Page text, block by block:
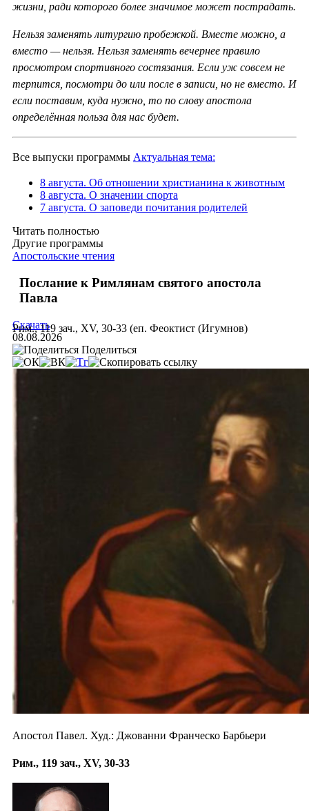
жизни, ради которого более значимое может пострадать.
Нельзя заменять литургию пробежкой. Вместе можно, а
вместо — нельзя. Нельзя заменять вечернее правило
просмотром спортивного состязания. Если уж совсем не
терпится, посмотри до или после в записи, но не вместо. И
если поставим, куда нужно, то по слову апостола
определённая польза для нас будет.
Все выпуски программы Актуальная тема:
8 августа. Об отношении христианина к животным
8 августа. О значении спорта
7 августа. О заповеди почитания родителей
Читать полностью
Другие программы
Апостольские чтения
Послание к Римлянам святого апостола
Павла
Рим., 119 зач., XV, 30-33 (еп. Феоктист (Игумнов)
Скачать
08.08.2026
Поделиться
Апостол Павел. Худ.: Джованни Франческо Барбьери
Рим., 119 зач., XV, 30-33